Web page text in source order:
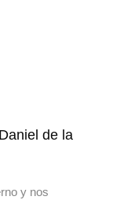
de la
y nos